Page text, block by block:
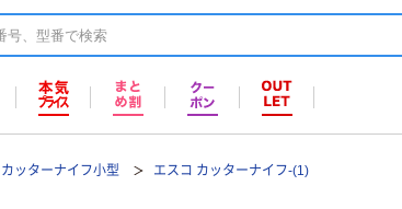
カッターナイフ小型 エスコ カッターナイフ-(1)